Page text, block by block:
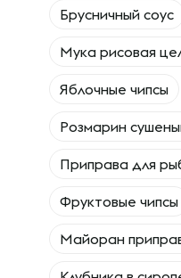
Брусничный соус
Мука рисовая
Яблочные чипсы
Розмарин
Приправа для
Фруктовые чипсы
Майоран